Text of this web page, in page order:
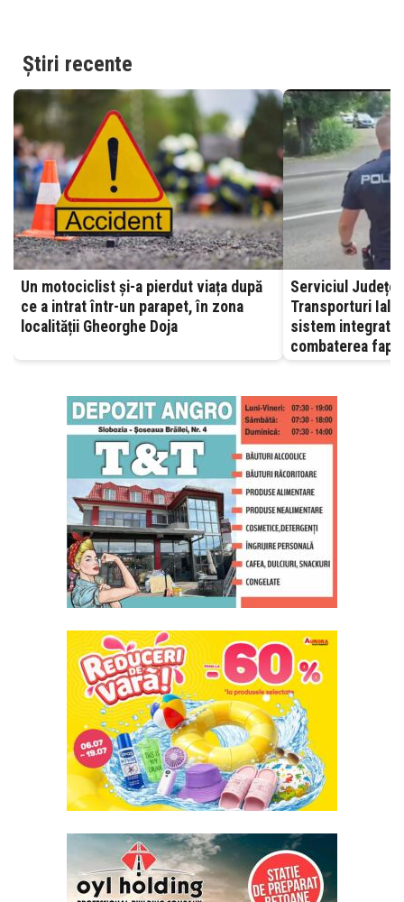
Știri recente
Un motociclist și-a pierdut viața după
ce a intrat într-un parapet, în zona
localității Gheorghe Doja
Serviciul
Transporturi Ialomița –
sistem integrat,
combaterea